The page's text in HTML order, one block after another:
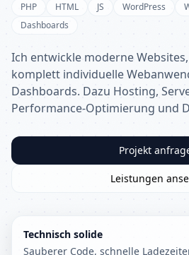
PHP HTML JS WordPress
Dashboards
Ich entwickle moderne
komplett individuelle
Dashboards. Dazu Hosting,
Performance-Optimierung und
Projekt
Leistungen
Technisch solide
Sauberer Code, schnelle